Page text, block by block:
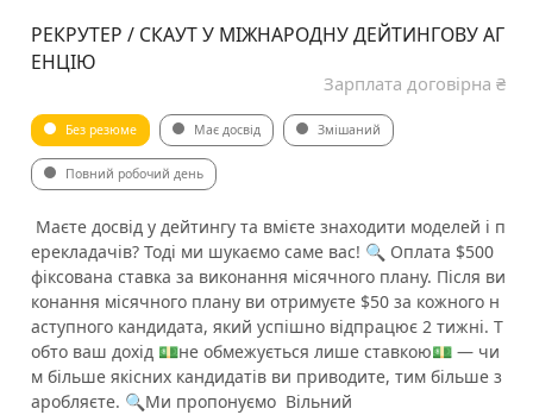
РЕКРУТЕР / СКАУТ У МІЖНАРОДНУ ДЕЙТИНГОВУ АГ
ЕНЦІЮ
Зарплата договірна ₴
Без резюме Має досвід Змішаний
Повний робочий день
️ Маєте досвід у дейтингу та вмієте знаходити моделей і п
ерекладачів? Тоді ми шукаємо саме вас! 🔍 Оплата $500
фіксована ставка за виконання місячного плану. Після ви
конання місячного плану ви отримуєте $50 за кожного н
аступного кандидата, який успішно відпрацює 2 тижні. Т
обто ваш дохід 💵не обмежується лише ставкою💵 — чи
м більше якісних кандидатів ви приводите, тим більше з
аробляєте. 🔍Ми пропонуємо ️ Вільний